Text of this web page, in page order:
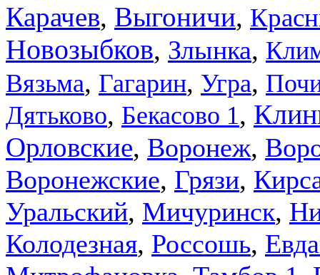
Карачев, Выгоничи,
Новозыбков, Злынка,
Вязьма, Гагарин, Угра,
Дятьково, Бекасово 1,
Орловские, Воронеж,
Воронежские, Грязи,
Уральский, Мичуринск,
Колодезная, Россошь,